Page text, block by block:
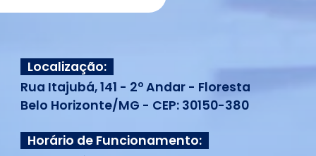
Localização:
Rua Itajubá, 141 - 2º Andar - Floresta
Belo Horizonte/MG - CEP: 30150-380
Horário de Funcionamento: